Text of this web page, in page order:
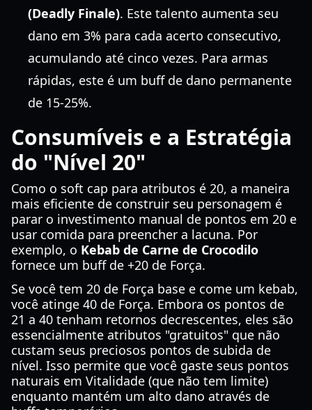
(Deadly Finale). Este talento aumenta seu
dano em 3% para cada acerto consecutivo,
acumulando até cinco vezes. Para armas
rápidas, este é um buff de dano permanente
de 15-25%.
Consumíveis e a Estratégia
do "Nível 20"
Como o soft cap para atributos é 20, a maneira
mais eficiente de construir seu personagem é
parar o investimento manual de pontos em 20 e
usar comida para preencher a lacuna. Por
exemplo, o Kebab de Carne de Crocodilo
fornece um buff de +20 de Força.
Se você tem 20 de Força base e come um kebab,
você atinge 40 de Força. Embora os pontos de
21 a 40 tenham retornos decrescentes, eles são
essencialmente atributos "gratuitos" que não
custam seus preciosos pontos de subida de
nível. Isso permite que você gaste seus pontos
naturais em Vitalidade (que não tem limite)
enquanto mantém um alto dano através de